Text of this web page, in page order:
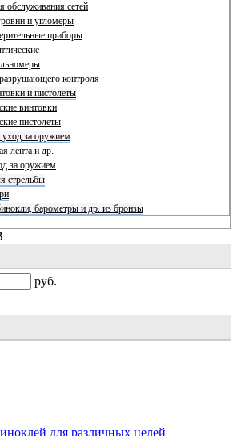
обслуживания сетей
и угломеры
приборы
контроля
и пистолеты
винтовки
пистолеты
за оружием
лента и др.
за оружием
стрельбы
барометры и др. из бронзы
руб.